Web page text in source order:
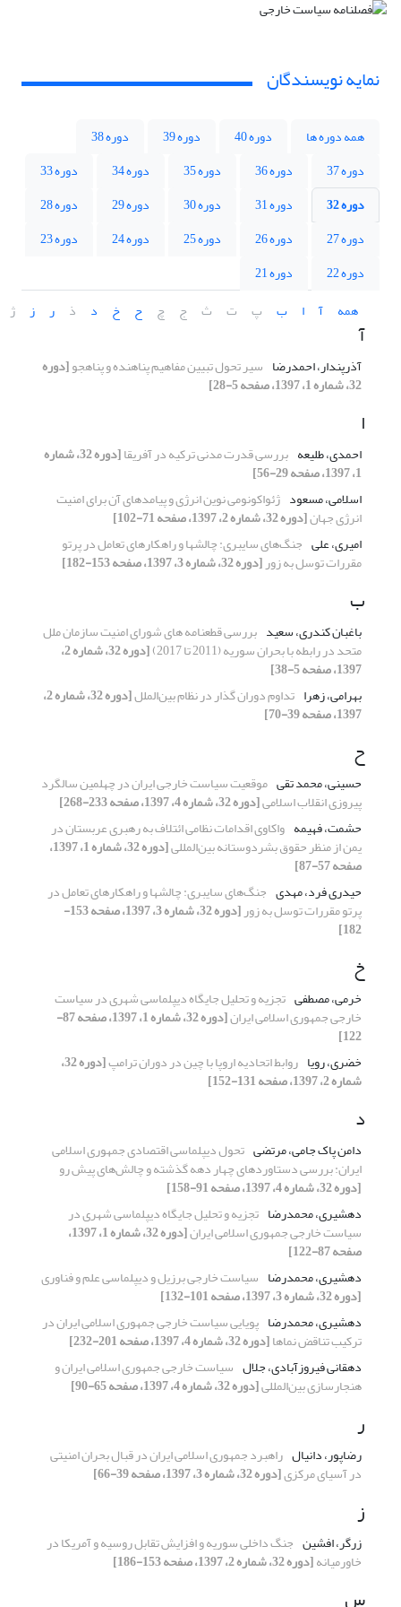
نمایه نویسندگان
همه دوره ها دوره 40 دوره 39
دوره 38
دوره 37
دوره 36 دوره 35 دوره 34
دوره 33
دوره 32
دوره 31 دوره 30 دوره 29
دوره 28
دوره 27
دوره 26 دوره 25 دوره 24
دوره 23
دوره 22
دوره 21
همه
آ ا ب پ ت ث ج چ ح خ د ذ ر ز ژ
آ
آذرپندار، احمدرضا سیر تحول تبیین مفاهیم پناهنده و پناهجو[دوره
32، شماره 1، 1397، صفحه 5-28]
ا
احمدی، طلیعه بررسی قدرت مدنی ترکیه در آفریقا [دوره 32، شماره
1، 1397، صفحه 29-56]
اسلامی، مسعود ژئواکونومی نوین انرژی و پیامدهای آن برای امنیت
انرژی جهان[دوره 32، شماره 2، 1397، صفحه 71-102]
امیری، علی جنگ‌های سایبری: چالشها و راهکارهای تعامل در پرتو
مقررات توسل به زور[دوره 32، شماره 3، 1397، صفحه 153-182]
ب
باغبان کندری، سعید بررسی قطعنامه های شورای امنیت سازمان ملل
متحد در رابطه با بحران سوریه (2011 تا 2017) [دوره 32، شماره 2،
1397، صفحه 5-38]
بهرامی، زهرا تداوم دوران گذار در نظام بین‌الملل [دوره 32، شماره 2،
1397، صفحه 39-70]
ح
حسینی، محمد تقی موقعیت سیاست خارجی ایران در چهلمین سالگرد
پیروزی انقلاب اسلامی[دوره 32، شماره 4، 1397، صفحه 233-268]
حشمت، فهیمه واکاوی اقدامات نظامی ائتلاف به رهبری عربستان در
یمن از منظر حقوق بشردوستانه بین‌المللی [دوره 32، شماره 1، 1397،
صفحه 57-87]
حیدری فرد، مهدی جنگ‌های سایبری: چالشها و راهکارهای تعامل در
پرتو مقررات توسل به زور [دوره 32، شماره 3، 1397، صفحه 153-
182]
خ
خرمی، مصطفی تجزیه و تحلیل جایگاه دیپلماسی شهری در سیاست
خارجی جمهوری اسلامی ایران [دوره 32، شماره 1، 1397، صفحه 87-
122]
خضری، رویا روابط اتحادیه اروپا با چین در دوران ترامپ [دوره 32،
شماره 2، 1397، صفحه 131-152]
د
دامن پاک جامی، مرتضی تحول دیپلماسی اقتصادی جمهوری اسلامی
ایران: بررسی دستاوردهای چهار دهه گذشته و چالش‌های پیش رو
[دوره 32، شماره 4، 1397، صفحه 91-158]
دهشیری، محمدرضا تجزیه و تحلیل جایگاه دیپلماسی شهری در
سیاست خارجی جمهوری اسلامی ایران [دوره 32، شماره 1، 1397،
صفحه 87-122]
دهشیری، محمدرضا سیاست‌ خارجی برزیل و دیپلماسی علم و فناوری
[دوره 32، شماره 3، 1397، صفحه 101-132]
دهشیری، محمدرضا پویایی سیاست خارجی جمهوری اسلامی ایران در
ترکیب تناقض نماها[دوره 32، شماره 4، 1397، صفحه 201-232]
دهقانی فیروزآبادی، جلال سیاست خارجی جمهوری اسلامی ایران و
هنجارسازی بین‌المللی[دوره 32، شماره 4، 1397، صفحه 65-90]
ر
رضاپور، دانیال راهبرد جمهوری اسلامی ایران در قبال بحران امنیتی
در آسیای مرکزی[دوره 32، شماره 3، 1397، صفحه 39-66]
ز
زرگر، افشین جنگ داخلی سوریه و افزایش تقابل روسیه و آمریکا در
خاورمیانه[دوره 32، شماره 2، 1397، صفحه 153-186]
س